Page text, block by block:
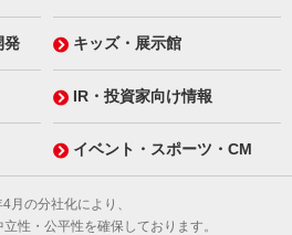
発 キッズ・展示館
IR・投資家向け情報
イベント・スポーツ・CM
月の分社化により、
性・公平性を確保しております。